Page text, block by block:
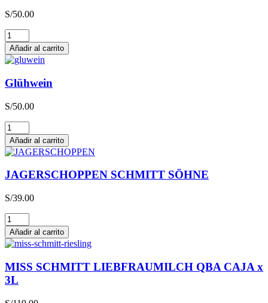
S/50.00
Glühpunsch
cantidad
Añadir al carrito
Glühwein
S/50.00
Glühwein
cantidad
Añadir al carrito
JAGERSCHOPPEN SCHMITT SÖHNE
S/39.00
JAGERSCHOPPEN
SCHMITT
SÖHNE
cantidad
Añadir al carrito
MISS SCHMITT LIEBFRAUMILCH QBA CAJA x
3L